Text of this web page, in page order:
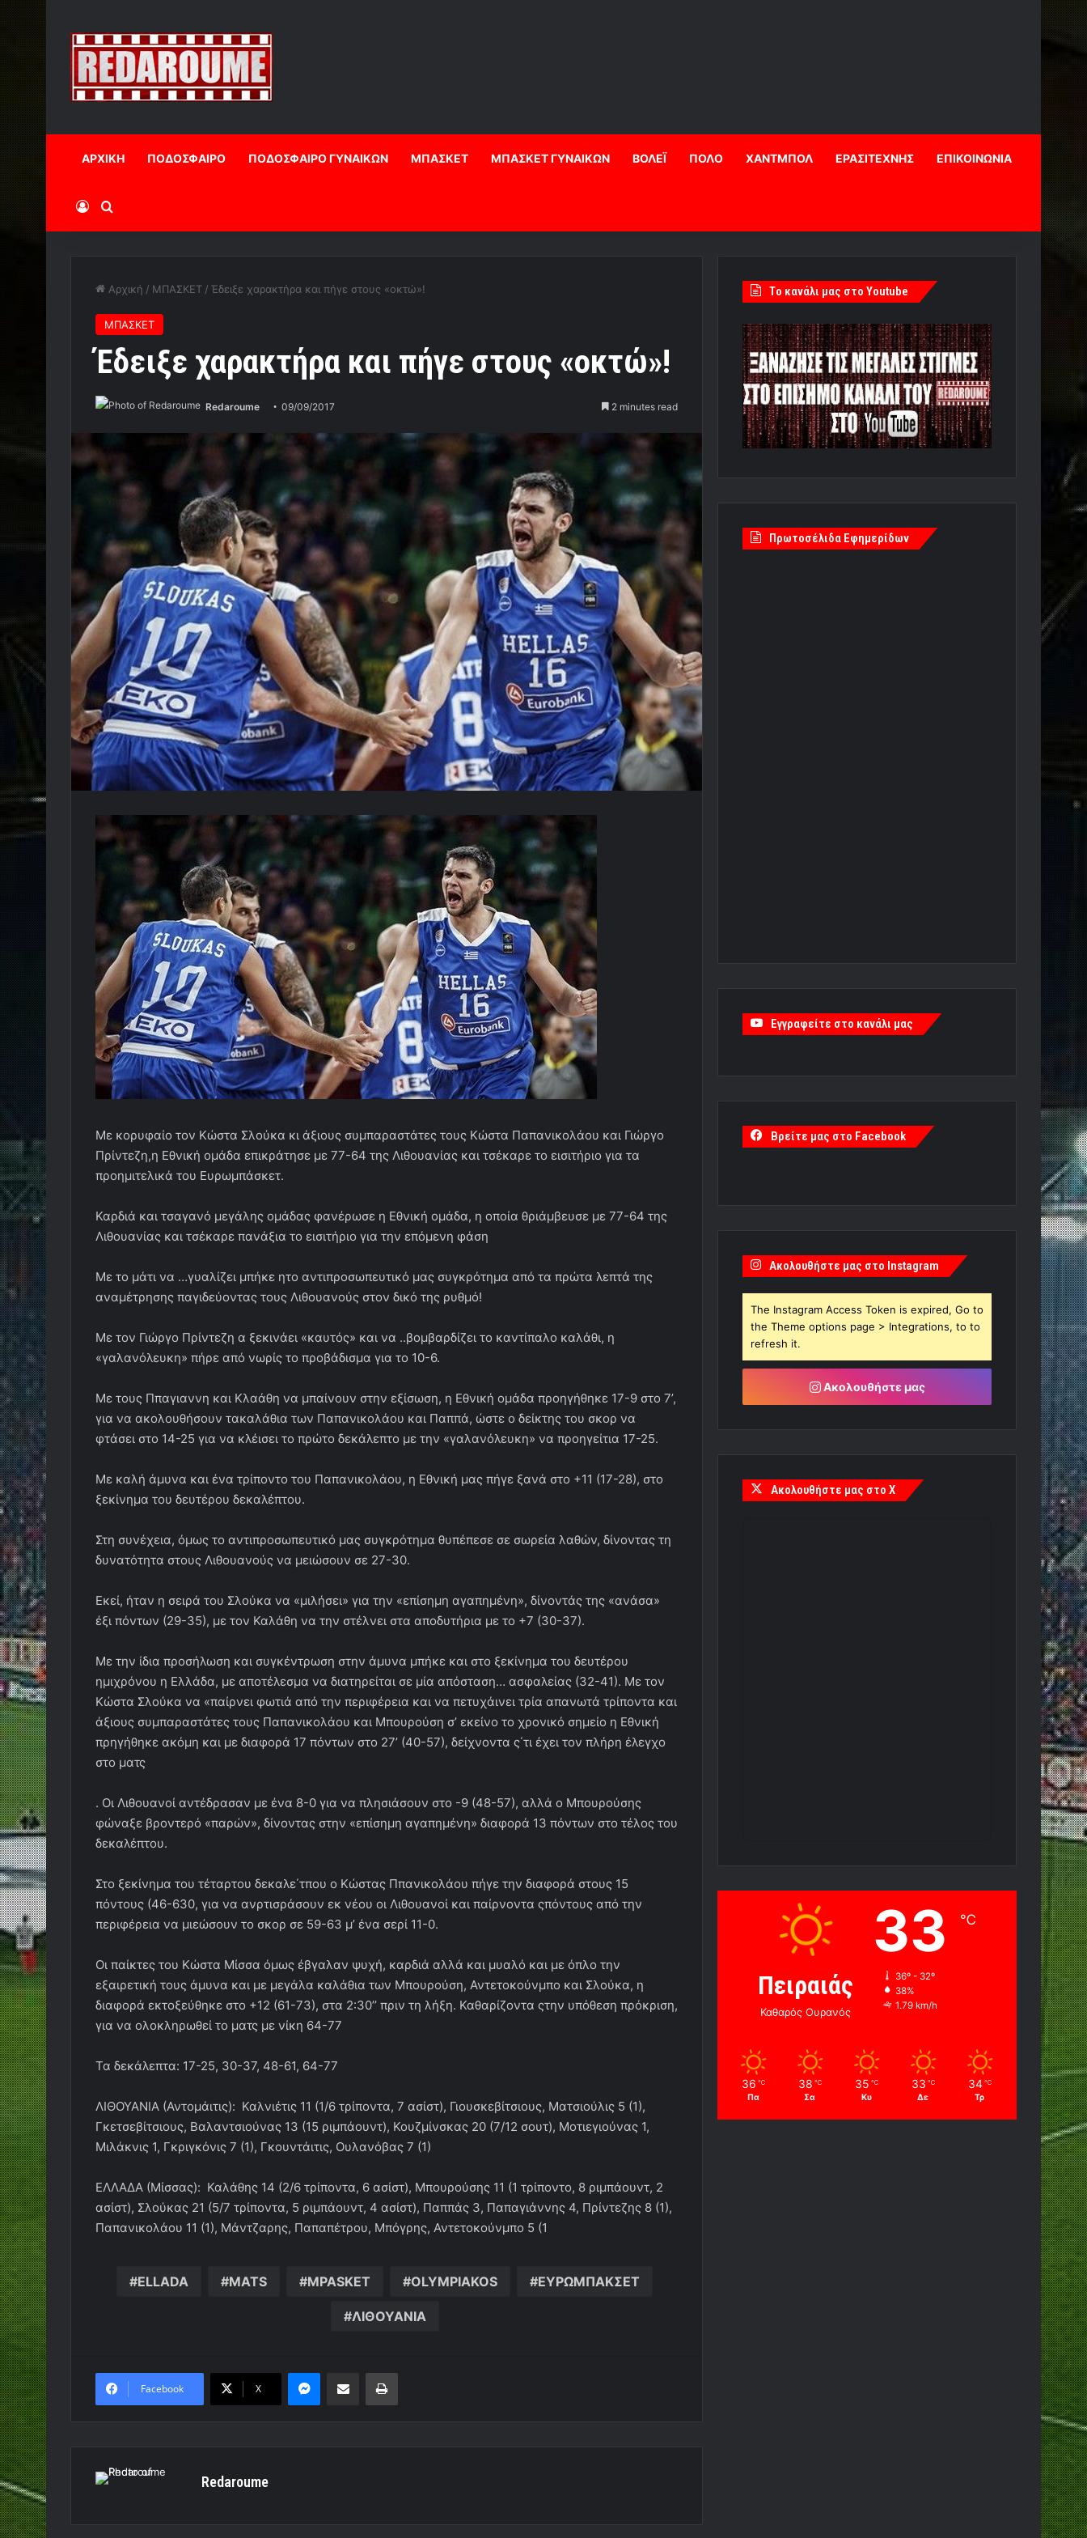
ΑΡΧΙΚΗ ΠΟΔΟΣΦΑΙΡΟ ΠΟΔΟΣΦΑΙΡΟ ΓΥΝΑΙΚΩΝ ΜΠΑΣΚΕΤ ΜΠΑΣΚΕΤ ΓΥΝΑΙΚΩΝ ΒΟΛΕΪ ΠΟΛΟ ΧΑΝΤΜΠΟΛ ΕΡΑΣΙΤΕΧΝΗΣ ΕΠΙΚΟΙΝΩΝΙΑ
Log InΑναζήτηση
Αρχική / ΜΠΑΣΚΕΤ / Έδειξε χαρακτήρα και πήγε στους «οκτώ»!
ΜΠΑΣΚΕΤ
Έδειξε χαρακτήρα και πήγε στους «οκτώ»!
Redaroume 09/09/2017 2 minutes read
Με κορυφαίο τον Κώστα Σλούκα κι άξιους συμπαραστάτες τους Κώστα Παπανικολάου και Γιώργο
Πρίντεζη,η Εθνική ομάδα επικράτησε με 77-64 της Λιθουανίας και τσέκαρε το εισιτήριο για τα
προημιτελικά του Ευρωμπάσκετ.
Καρδιά και τσαγανό μεγάλης ομάδας φανέρωσε η Εθνική ομάδα, η οποία θριάμβευσε με 77-64 της
Λιθουανίας και τσέκαρε πανάξια το εισιτήριο για την επόμενη φάση
Με το μάτι να …γυαλίζει μπήκε ητο αντιπροσωπευτικό μας συγκρότημα από τα πρώτα λεπτά της
αναμέτρησης παγιδεύοντας τους Λιθουανούς στον δικό της ρυθμό!
Με τον Γιώργο Πρίντεζη α ξεκινάει «καυτός» και να ..βομβαρδίζει το καντίπαλο καλάθι, η
«γαλανόλευκη» πήρε από νωρίς το προβάδισμα για το 10-6.
Με τους Ππαγιαννη και Κλαάθη να μπαίνουν στην εξίσωση, η Εθνική ομάδα προηγήθηκε 17-9 στο 7’,
για να ακολουθήσουν τακαλάθια των Παπανικολάου και Παππά, ώστε ο δείκτης του σκορ να
φτάσει στο 14-25 για να κλέισει το πρώτο δεκάλεπτο με την «γαλανόλευκη» να προηγείτια 17-25.
Με καλή άμυνα και ένα τρίποντο του Παπανικολάου, η Εθνική μας πήγε ξανά στο +11 (17-28), στο
ξεκίνημα του δευτέρου δεκαλέπτου.
Στη συνέχεια, όμως το αντιπροσωπευτικό μας συγκρότημα θυπέπεσε σε σωρεία λαθών, δίνοντας τη
δυνατότητα στους Λιθουανούς να μειώσουν σε 27-30.
Εκεί, ήταν η σειρά του Σλούκα να «μιλήσει» για την «επίσημη αγαπημένη», δίνοντάς της «ανάσα»
έξι πόντων (29-35), με τον Καλάθη να την στέλνει στα αποδυτήρια με το +7 (30-37).
Με την ίδια προσήλωση και συγκέντρωση στην άμυνα μπήκε και στο ξεκίνημα του δευτέρου
ημιχρόνου η Ελλάδα, με αποτέλεσμα να διατηρείται σε μία απόσταση… ασφαλείας (32-41). Με τον
Κώστα Σλούκα να «παίρνει φωτιά από την περιφέρεια και να πετυχάινει τρία απανωτά τρίποντα και
άξιους συμπαραστάτες τους Παπανικολάου και Μπουρούση σ’ εκείνο το χρονικό σημείο η Εθνική
πρηγήθηκε ακόμη και με διαφορά 17 πόντων στο 27’ (40-57), δείχνοντα ς΄τι έχει τον πλήρη έλεγχο
στο ματς
. Οι Λιθουανοί αντέδρασαν με ένα 8-0 για να πλησιάσουν στο -9 (48-57), αλλά ο Μπουρούσης
φώναξε βροντερό «παρών», δίνοντας στην «επίσημη αγαπημένη» διαφορά 13 πόντων στο τέλος του
δεκαλέπτου.
Στο ξεκίνημα του τέταρτου δεκαλε΄τπου ο Κώστας Ππανικολάου πήγε την διαφορά στους 15
πόντους (46-630, για να ανρτισράσουν εκ νέου οι Λιθουανοί και παίρνοντα ςπόντους από την
περιφέρεια να μιεώσουν το σκορ σε 59-63 μ’ ένα σερί 11-0.
Οι παίκτες του Κώστα Μίσσα όμως έβγαλαν ψυχή, καρδιά αλλά και μυαλό και με όπλο την
εξαιρετική τους άμυνα και με μεγάλα καλάθια των Μπουρούση, Αντετοκούνμπο και Σλούκα, η
διαφορά εκτοξεύθηκε στο +12 (61-73), στα 2:30’’ πριν τη λήξη. Καθαρίζοντα ςτην υπόθεση πρόκριση,
για να ολοκληρωθεί το ματς με νίκη 64-77
Τα δεκάλεπτα: 17-25, 30-37, 48-61, 64-77
ΛΙΘΟΥΑΝΙΑ (Αντομάιτις): Καλνιέτις 11 (1/6 τρίποντα, 7 ασίστ), Γιουσκεβίτσιους, Ματσιούλις 5 (1),
Γκετσεβίτσιους, Βαλαντσιούνας 13 (15 ριμπάουντ), Κουζμίνσκας 20 (7/12 σουτ), Μοτιεγιούνας 1,
Μιλάκνις 1, Γκριγκόνις 7 (1), Γκουντάιτις, Ουλανόβας 7 (1)
ΕΛΛΑΔΑ (Μίσσας): Καλάθης 14 (2/6 τρίποντα, 6 ασίστ), Μπουρούσης 11 (1 τρίποντο, 8 ριμπάουντ, 2
ασίστ), Σλούκας 21 (5/7 τρίποντα, 5 ριμπάουντ, 4 ασίστ), Παππάς 3, Παπαγιάννης 4, Πρίντεζης 8 (1),
Παπανικολάου 11 (1), Μάντζαρης, Παπαπέτρου, Μπόγρης, Αντετοκούνμπο 5 (1
ELLADA MATS MPASKET OLYMPIAKOS ΕΥΡΩΜΠΑΚΣΕΤ
ΛΙΘΟΥΑΝΙΑ
Facebook X
MessengerΚοινοποίηση μέσω ηλεκτρονικού ταχυδρομείουΕκτύπωση
Redaroume
Tο κανάλι μας στο Youtube
Πρωτοσέλιδα Εφημερίδων
Εγγραφείτε στο κανάλι μας
Βρείτε μας στο Facebook
Ακολουθήστε μας στο Instagram
The Instagram Access Token is expired, Go to
the Theme options page > Integrations, to to
refresh it.
Ακολουθήστε μας
Ακολουθήστε μας στο X
Πειραιάς
Καθαρός Ουρανός
33 ℃
36º - 32º
38%
1.79 km/h
36 ℃
Πα
38 ℃
Σα
35 ℃
Κυ
33 ℃
Δε
34 ℃
Τρ